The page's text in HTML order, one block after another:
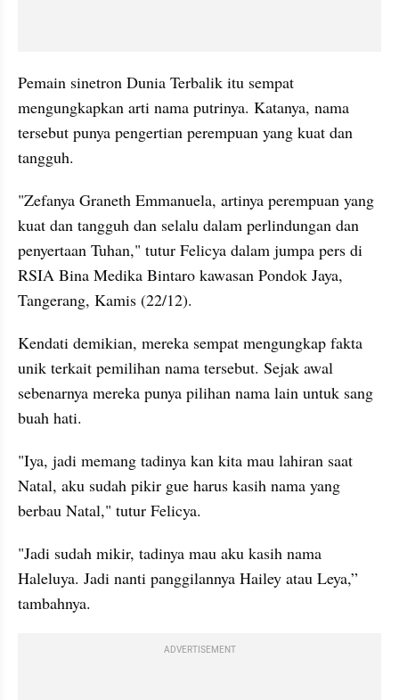
Pemain sinetron Dunia Terbalik itu sempat
mengungkapkan arti nama putrinya. Katanya, nama
tersebut punya pengertian perempuan yang kuat dan
tangguh.
"Zefanya Graneth Emmanuela, artinya perempuan yang
kuat dan tangguh dan selalu dalam perlindungan dan
penyertaan Tuhan," tutur Felicya dalam jumpa pers di
RSIA Bina Medika Bintaro kawasan Pondok Jaya,
Tangerang, Kamis (22/12).
Kendati demikian, mereka sempat mengungkap fakta
unik terkait pemilihan nama tersebut. Sejak awal
sebenarnya mereka punya pilihan nama lain untuk sang
buah hati.
"Iya, jadi memang tadinya kan kita mau lahiran saat
Natal, aku sudah pikir gue harus kasih nama yang
berbau Natal," tutur Felicya.
"Jadi sudah mikir, tadinya mau aku kasih nama
Haleluya. Jadi nanti panggilannya Hailey atau Leya,”
tambahnya.
ADVERTISEMENT